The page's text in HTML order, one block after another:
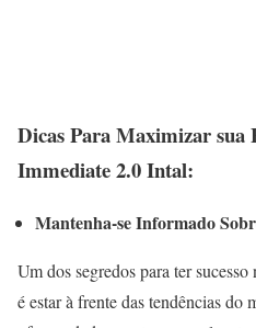
Dicas Para Maximizar sua
Immediate 2.0 Intal:
Mantenha-se Informado
Um dos segredos para ter
é estar à frente das tendências do